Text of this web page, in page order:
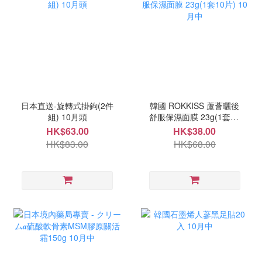
日本直送-旋轉式掛鉤(2件
組) 10月頭
HK$63.00
HK$83.00
韓國 ROKKISS 蘆薈曬後
舒服保濕面膜 23g(1套10
片) 10月中
HK$38.00
HK$68.00